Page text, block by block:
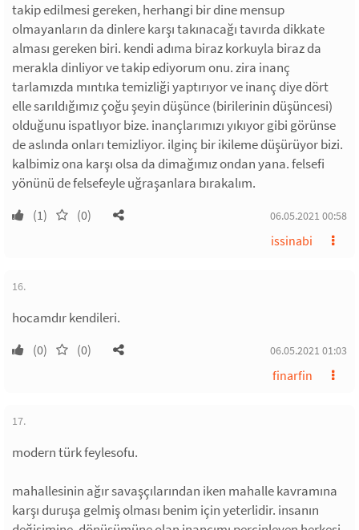
takip edilmesi gereken, herhangi bir dine mensup
olmayanların da dinlere karşı takınacağı tavırda dikkate
alması gereken biri. kendi adıma biraz korkuyla biraz da
merakla dinliyor ve takip ediyorum onu. zira inanç
tarlamızda mıntıka temizliği yaptırıyor ve inanç diye dört
elle sarıldığımız çoğu şeyin düşünce (birilerinin düşüncesi)
olduğunu ispatlıyor bize. inançlarımızı yıkıyor gibi görünse
de aslında onları temizliyor. ilginç bir ikileme düşürüyor bizi.
kalbimiz ona karşı olsa da dimağımız ondan yana. felsefi
yönünü de felsefeyle uğraşanlara bırakalım.
(1) (0) 06.05.2021 00:58
issinabi
16.
hocamdır kendileri.
(0) (0) 06.05.2021 01:03
finarfin
17.
modern türk feylesofu.
mahallesinin ağır savaşçılarından iken mahalle kavramına
karşı duruşa gelmiş olması benim için yeterlidir. insanın